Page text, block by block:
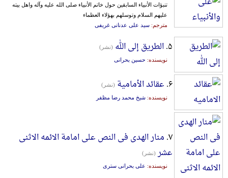
تنبؤات الأنبیاء السابقین حول خاتم الأنبیاء صلی الله علیه وآله واهل بیته
علیهم السلام وتوسلهم بهؤلاء العظماء
مترجم: سید علی عدنانی غریفی
۵. الطریق إلی الله (نشر)
نویسنده: حسین بحرانی
۶. عقائد الأمامیة (نشر)
نویسنده: شیخ محمد رضا مظفر
۷. منار الهدی فی النص علی امامة الائمه الاثنی
عشر (نشر)
نویسنده: علی بحرانی ستری